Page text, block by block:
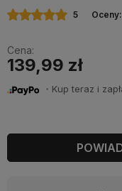
5
Cena:
139,99 zł
・Kup teraz i